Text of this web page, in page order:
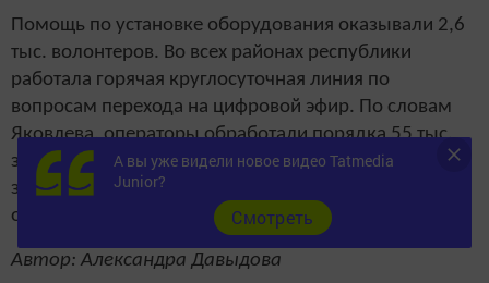
Помощь по установке оборудования оказывали 2,6
тыс. волонтеров. Во всех районах республики
работала горячая круглосуточная линия по
вопросам перехода на цифровой эфир. По словам
Яковлева, операторы обработали порядка 55 тыс.
звонков от жителей Татарстана. Из них 8,1 тыс.
звонков — это заявки на выезд волонтеров для
оказания помощи по установке оборудования.
Автор: Александра Давыдова
А вы уже видели новое видео Tatmedia
Junior?
Cмотреть